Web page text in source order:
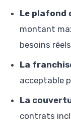
Le plafond
montant
besoins réels
La
acceptable
La
contrats